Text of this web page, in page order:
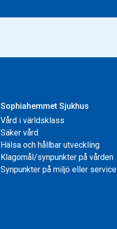
Sophiahemmet Sjukhus
Vård i världsklass
Säker vård
Hälsa och hållbar utveckling
Klagomål/synpunkter på vården
Synpunkter på miljö eller service